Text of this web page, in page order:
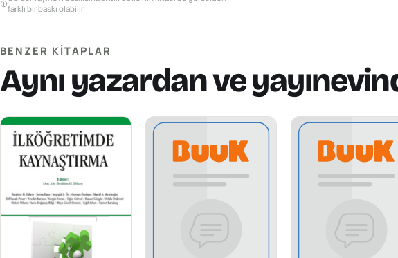
farklı bir baskı olabilir.
BENZER KITAPLAR
Aynı yazardan ve